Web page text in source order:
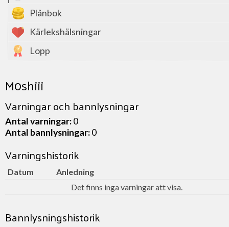
Plånbok
Kärlekshälsningar
Lopp
M0shiii
Varningar och bannlysningar
Antal varningar:0
Antal bannlysningar:0
Varningshistorik
Datum
Anledning
Det finns inga varningar att visa.
Bannlysningshistorik